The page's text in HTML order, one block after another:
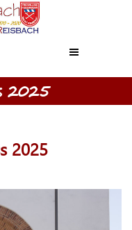
2025
2025